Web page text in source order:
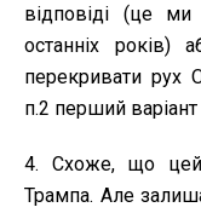
відповіді (це
останніх років)
перекривати рух
п.2 перший варіант
4. Схоже, що цей
Трампа. Але